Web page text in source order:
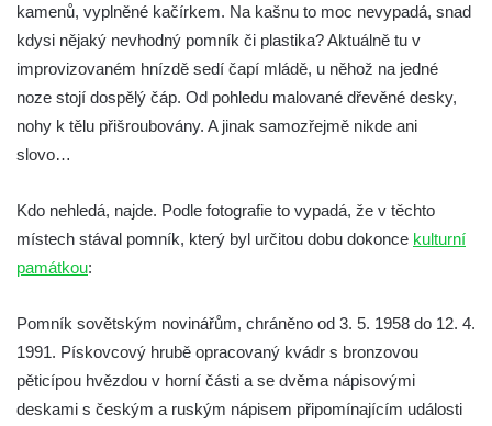
Socha Mamutí lebka v ZOO Hluboká
Socha Mamut srstnatý v ZOO Hluboká
Socha Vydry si hrají v ZOO Hluboká
Socha Lišky v ZOO Hluboká
Socha Rys číhající na srnu v ZOO Hluboká
Socha Orlice v ZOO Hluboká
kamenů, vyplněné kačírkem. Na kašnu to moc nevypadá, snad
kdysi nějaký nevhodný pomník či plastika? Aktuálně tu v
improvizovaném hnízdě sedí čapí mládě, u něhož na jedné
noze stojí dospělý čáp. Od pohledu malované dřevěné desky,
nohy k tělu přišroubovány. A jinak samozřejmě nikde ani
slovo…
Kdo nehledá, najde. Podle fotografie to vypadá, že v těchto
místech stával pomník, který byl určitou dobu dokonce kulturní
památkou:
Pomník sovětským novinářům, chráněno od 3. 5. 1958 do 12. 4.
1991. Pískovcový hrubě opracovaný kvádr s bronzovou
pěticípou hvězdou v horní části a se dvěma nápisovými
deskami s českým a ruským nápisem připomínajícím události